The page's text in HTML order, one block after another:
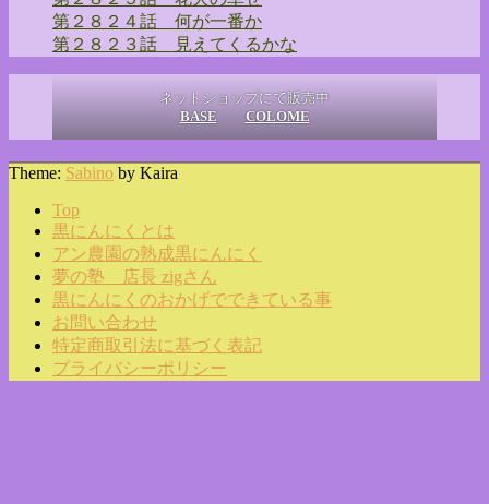
第２８２４話 何が一番か
第２８２３話 見えてくるかな
ネットショップにて販売中
BASE
COLOME
Theme: Sabino by Kaira
Top
黒にんにくとは
アン農園の熟成黒にんにく
夢の塾 店長 zigさん
黒にんにくのおかげでできている事
お問い合わせ
特定商取引法に基づく表記
プライバシーポリシー